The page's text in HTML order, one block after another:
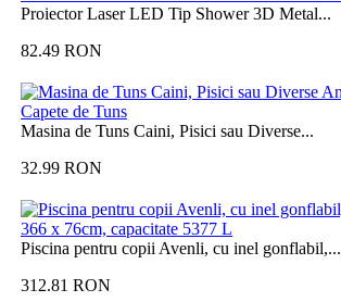
Proiector Laser LED Tip Shower 3D Metal...
82.49 RON
Masina de Tuns Caini, Pisici sau Diverse...
32.99 RON
Piscina pentru copii Avenli, cu inel gonflabil,...
312.81 RON